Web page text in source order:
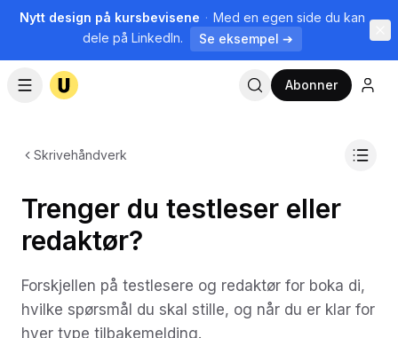
Nytt design på kursbevisene · Med en egen side du kan
dele på LinkedIn.
Se eksempel ➔
Abonner
Skrivehåndverk
Trenger du testleser eller
redaktør?
Forskjellen på testlesere og redaktør for boka di,
hvilke spørsmål du skal stille, og når du er klar for
hver type tilbakemelding.